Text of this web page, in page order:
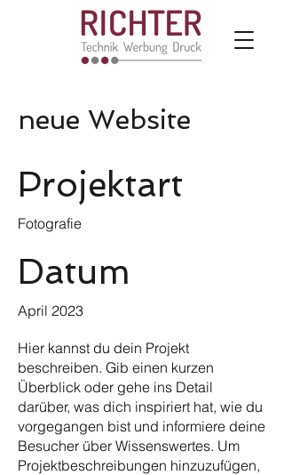
neue Website
Projektart
Fotografie
Datum
April 2023
Hier kannst du dein Projekt
beschreiben. Gib einen kurzen
Überblick oder gehe ins Detail
darüber, was dich inspiriert hat, wie du
vorgegangen bist und informiere deine
Besucher über Wissenswertes. Um
Projektbeschreibungen hinzuzufügen,